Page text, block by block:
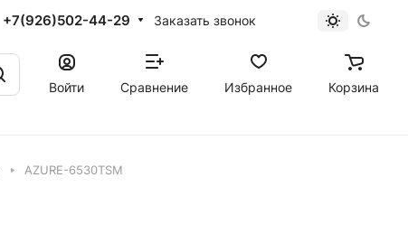
+7(926)502-44-29 Заказать звонок
Войти
Сравнение Избранное Корзина
AZURE-6530TSM